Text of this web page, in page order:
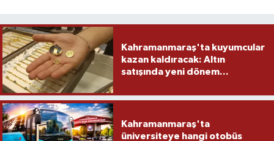
Kahramanmaraş'ta kuyumcular
kazan kaldıracak: Altın
satışında yeni dönem...
Kahramanmaraş'ta
üniversiteye hangi otobüs